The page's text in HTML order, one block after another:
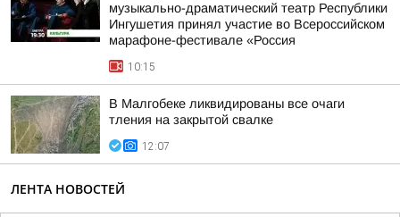
музыкально-драматический театр Республики
Ингушетия принял участие во Всероссийском
марафоне-фестивале «Россия
10:15
В Малгобеке ликвидированы все очаги
тления на закрытой свалке
12:07
ЛЕНТА НОВОСТЕЙ